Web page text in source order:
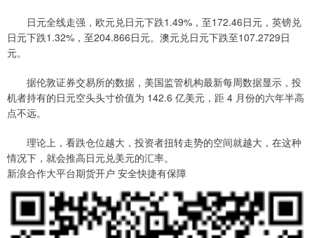
日元全线走强，欧元兑日元下跌1.49%，至172.46日元，英镑兑
日元下跌1.32%，至204.866日元。澳元兑日元下跌至107.2729日
元。
据伦敦证券交易所的数据，美国监管机构最新每周数据显示，投
机者持有的日元空头头寸价值为 142.6 亿美元，距 4 月份的六年半高
点不远。
理论上，看跌仓位越大，投资者扭转走势的空间就越大，在这种
情况下，就会推高日元兑美元的汇率。
新浪合作大平台期货开户 安全快捷有保障